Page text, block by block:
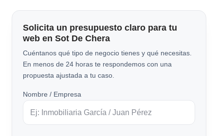
Solicita un presupuesto claro para tu
web en Sot De Chera
Cuéntanos qué tipo de negocio tienes y qué necesitas.
En menos de 24 horas te respondemos con una
propuesta ajustada a tu caso.
Nombre / Empresa